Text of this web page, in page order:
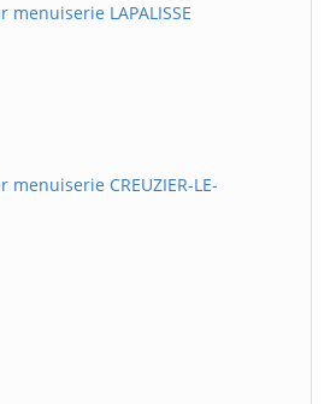
LAPALISSE
CREUZIER-LE-